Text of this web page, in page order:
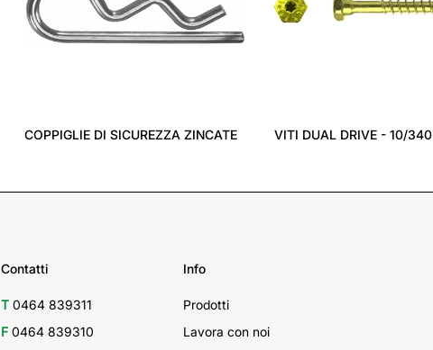
COPPIGLIE DI SICUREZZA ZINCATE VITI DUAL DRIVE - 10/340
Contatti
T0464 839311
F0464 839310
Info
Prodotti
Lavora con noi